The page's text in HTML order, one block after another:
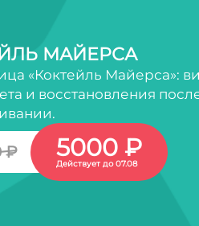
МАЙЕРСА
«Коктейль Майерса»:
и восстановления
₽ 5000 ₽
Действует до 07.08